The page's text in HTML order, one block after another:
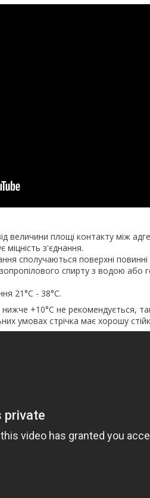
величини площі контакту між
з'єднання.
сполучаються поверхні
спирту з водою або
21°C - 38°C.
+10°C не рекомендується,
умовах стрічка має хорошу